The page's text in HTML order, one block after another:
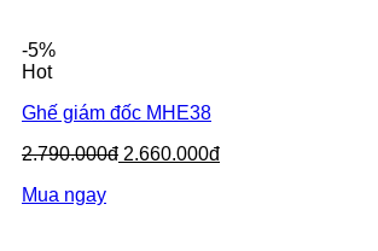
-5%
Hot
Ghế giám đốc MHE38
2.790.000đ 2.660.000đ
Mua ngay